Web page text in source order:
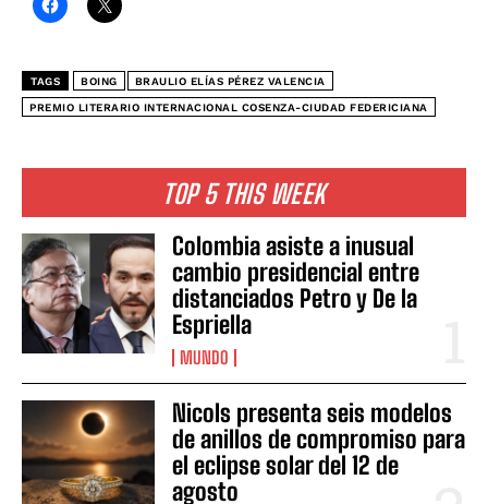
TOP 5 THIS WEEK
Colombia asiste a inusual
cambio presidencial entre
distanciados Petro y De la
Espriella
MUNDO
Nicols presenta seis modelos
de anillos de compromiso para
el eclipse solar del 12 de
agosto
TAGS BOING BRAULIO ELÍAS PÉREZ VALENCIA
PREMIO LITERARIO INTERNACIONAL COSENZA-CIUDAD FEDERICIANA